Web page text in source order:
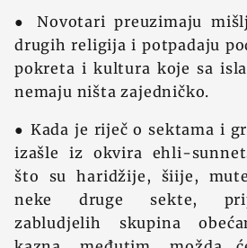
● Novotari preuzimaju
drugih religija i potpadaju
pokreta i kultura koje sa
nemaju ništa zajedničko.
● Kada je riječ o sektama i
izašle iz okvira ehli-
što su haridžije, šiije,
neke druge sekte,
zabludjelih skupina